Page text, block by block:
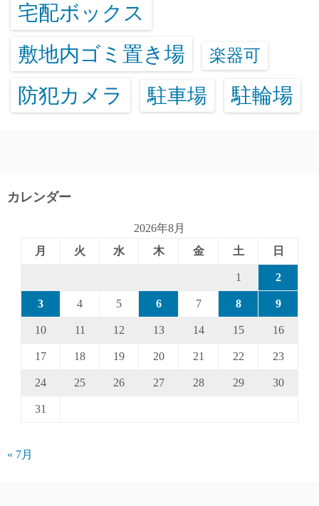
宅配ボックス
敷地内ゴミ置き場
楽器可
防犯カメラ 駐車場 駐輪場
カレンダー
2026年8月
月
火 水 木 金 土 日
1 2
3 4 5 6 7 8 9
10 11 12 13 14 15 16
17 18 19 20 21 22 23
24 25 26 27 28 29 30
31
« 7月